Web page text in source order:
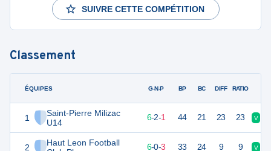
SUIVRE CETTE COMPÉTITION
Classement
ÉQUIPES
1
Saint-Pierre Milizac
U14
2
Haut Leon Football
G-N-P BP BC DIFF RATIO
20 6-2-1 44 21 23 23 V
18 6-0-3 33 24 9 9 V